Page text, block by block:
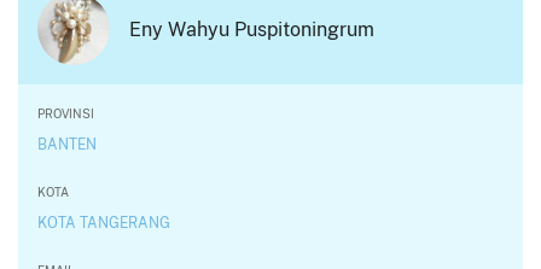
Eny Wahyu Puspitoningrum
PROVINSI
BANTEN
KOTA
KOTA TANGERANG